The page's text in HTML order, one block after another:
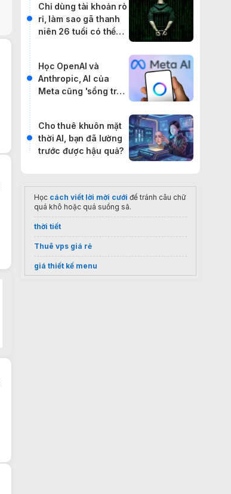
Chỉ dùng tài khoản rò
rỉ, làm sao gã thanh
niên 26 tuổi có thể
Học OpenAI và
Anthropic, AI của
Meta cũng 'sổng trại'
Cho thuê khuôn mặt
thời AI, bạn đã lường
trước được hậu quả?
Học cách viết lời mời cưới để tránh câu chữ
quá khô hoặc quá suồng sã.
thời tiết
Thuê vps giá rẻ
giá thiết kế menu